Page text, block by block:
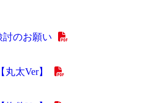
のお願い
太Ver】